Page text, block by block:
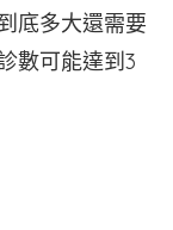
底多大還需要
數可能達到3